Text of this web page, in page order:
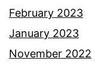
February 2023
January 2023
November 2022